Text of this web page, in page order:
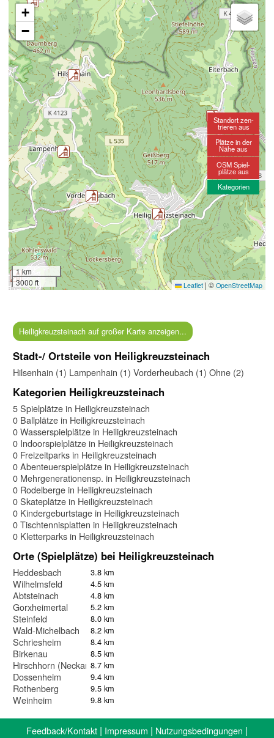
+
−
1 km
3000 ft
Leaflet | © OpenStreetMap
Standort zen-
trieren aus
Plätze in der
Nähe aus
OSM Spiel-
plätze aus
Kategorien
Heiligkreuzsteinach auf großer Karte anzeigen...
Stadt-/ Ortsteile von Heiligkreuzsteinach
Hilsenhain (1) Lampenhain (1) Vorderheubach (1) Ohne (2)
Kategorien Heiligkreuzsteinach
5 Spielplätze in Heiligkreuzsteinach
0 Ballplätze in Heiligkreuzsteinach
0 Wasserspielplätze in Heiligkreuzsteinach
0 Indoorspielplätze in Heiligkreuzsteinach
0 Freizeitparks in Heiligkreuzsteinach
0 Abenteuerspielplätze in Heiligkreuzsteinach
0 Mehrgenerationensp. in Heiligkreuzsteinach
0 Rodelberge in Heiligkreuzsteinach
0 Skateplätze in Heiligkreuzsteinach
0 Kindergeburtstage in Heiligkreuzsteinach
0 Tischtennisplatten in Heiligkreuzsteinach
0 Kletterparks in Heiligkreuzsteinach
Orte (Spielplätze) bei Heiligkreuzsteinach
Heddesbach 3.8 km
Wilhelmsfeld 4.5 km
Abtsteinach 4.8 km
Gorxheimertal 5.2 km
Steinfeld 8.0 km
Wald-Michelbach 8.2 km
Schriesheim 8.4 km
Birkenau 8.5 km
Hirschhorn (Neckar)8.7 km
Dossenheim 9.4 km
Rothenberg 9.5 km
Weinheim 9.8 km
Feedback/Kontakt | Impressum | Nutzungsbedingungen |